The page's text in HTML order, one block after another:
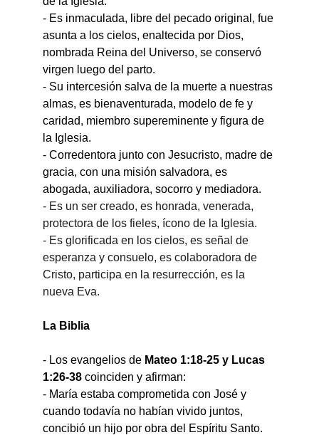
- Es inmaculada, libre del pecado original, fue
asunta a los cielos, enaltecida por Dios,
nombrada Reina del Universo, se conservó
virgen luego del parto.
- Su intercesión salva de la muerte a nuestras
almas, es bienaventurada, modelo de fe y
caridad, miembro supereminente y figura de
la Iglesia.
- Corredentora junto con Jesucristo, madre de
gracia, con una misión salvadora, es
abogada, auxiliadora, socorro y mediadora.
- Es un ser creado, es honrada, venerada,
protectora de los fieles, ícono de la Iglesia.
- Es glorificada en los cielos, es señal de
esperanza y consuelo, es colaboradora de
Cristo, participa en la resurrección, es la
nueva Eva.
La Biblia
- Los evangelios de Mateo 1:18-25 y Lucas
1:26-38 coinciden y afirman:
- María estaba comprometida con José y
cuando todavía no habían vivido juntos,
concibió un hijo por obra del Espíritu Santo.